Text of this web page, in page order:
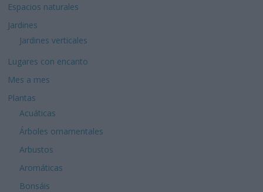
Espacios naturales
Jardines
Jardines verticales
Lugares con encanto
Mes a mes
Plantas
Acuáticas
Árboles ornamentales
Arbustos
Aromáticas
Bonsáis